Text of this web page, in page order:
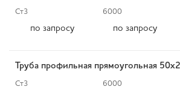
Ст3 6000
по запросу по запросу
Труба профильная прямоугольная
Ст3 6000